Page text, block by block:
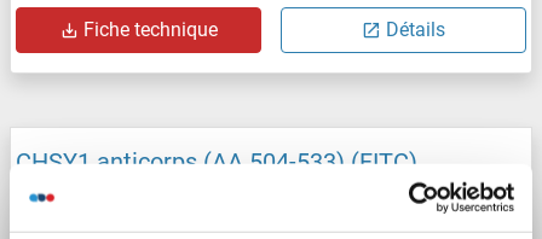
Fiche technique Détails
CHSY1 anticorps (AA 504-533) (FITC)
CHSY1
WB, ELISA, FACS